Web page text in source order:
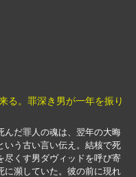
る。罪深き男が一年を振り
んだ罪人の魂は、翌年の大晦
いう古い言い伝え。結核で死
尽くす男ダヴィッドを呼び寄
に瀕していた。彼の前に現れ